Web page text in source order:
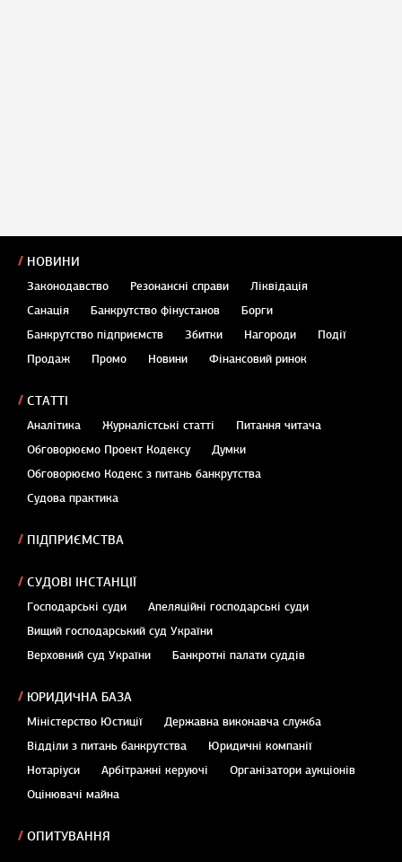
НОВИНИ
Законодавство Резонансні справи
Ліквідація
Санація
Банкрутство фінустанов
Борги
Банкрутство підприємств
Збитки Нагороди
Події
Продаж
Промо Новини Фінансовий ринок
СТАТТІ
Аналітика Журналістські статті
Питання читача
Обговорюємо Проект Кодексу
Думки
Обговорюємо Кодекс з питань банкрутства
Судова практика
ПІДПРИЄМСТВА
СУДОВІ ІНСТАНЦІЇ
Господарські суди
Апеляційні господарські суди
Вищий господарський суд України
Верховний суд України
Банкротні палати суддів
ЮРИДИЧНА БАЗА
Міністерство Юстиції
Державна виконавча служба
Відділи з питань банкрутства
Юридичні компанії
Нотаріуси
Арбітражні керуючі
Організатори аукціонів
Оцінювачі майна
ОПИТУВАННЯ